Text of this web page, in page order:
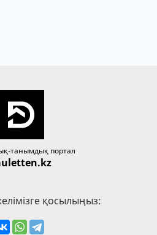
танымдық портал
қосылыңыз: